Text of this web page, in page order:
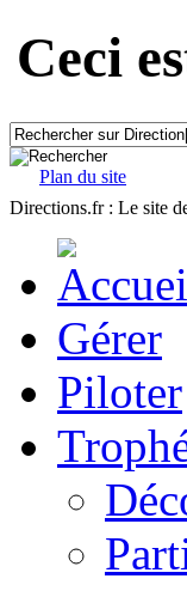
Ceci
Plan du site
Directions.fr : Le site
Gérer
Piloter